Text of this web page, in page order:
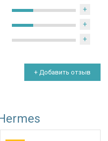
+
+
+
+ Добавить отзыв